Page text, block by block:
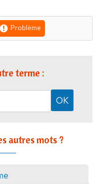
Problème
terme :
autres mots ?